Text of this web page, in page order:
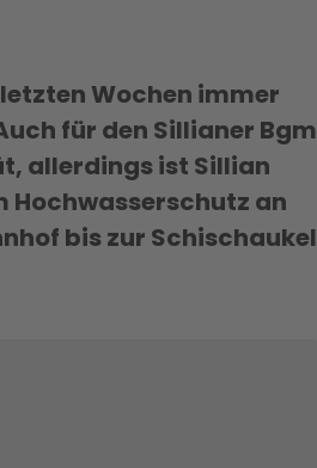
Wochen immer
für den Sillianer Bgm
allerdings ist Sillian
an
bis zur Schischaukel